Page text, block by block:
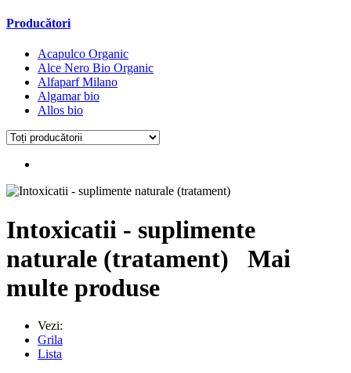
Producători
Acapulco Organic
Alce Nero Bio Organic
Alfaparf Milano
Algamar bio
Allos bio
Intoxicatii - suplimente
naturale (tratament)
Mai
multe produse
Vezi:
Grila
Lista